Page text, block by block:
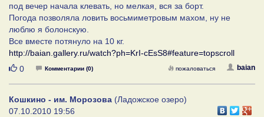
под вечер начала клевать, но мелкая, вся за борт.
Погода позволяла ловить восьмиметровым махом, ну не
люблю я болонскую.
Все вместе потянуло на 10 кг.
http://baian.gallery.ru/watch?ph=KrI-cEsS8#feature=topscroll
Нравится
0 Комментарии (0) baian
пожаловаться
Кошкино - им. Морозова (Ладожское озеро)
07.10.2010 19:56